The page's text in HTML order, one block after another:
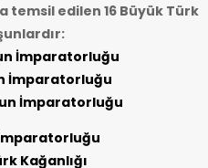
temsil edilen 16 Büyük Türk
İmparatorluğu
İmparatorluğu
İmparatorluğu
Kağanlığı